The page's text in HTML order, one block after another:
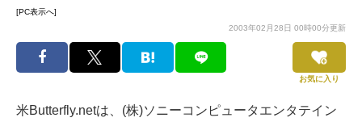
[PC表示へ]
2003年02月28日 00時00分更新
お気に入り
米Butterfly.netは、(株)ソニーコンピュータエンタテイン